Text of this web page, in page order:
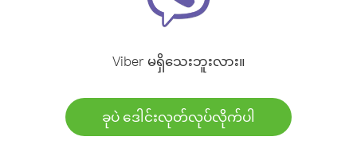
Viber မရှိသေးဘူးလား။
ခုပဲ ဒေါင်းလုတ်လုပ်လိုက်ပါ